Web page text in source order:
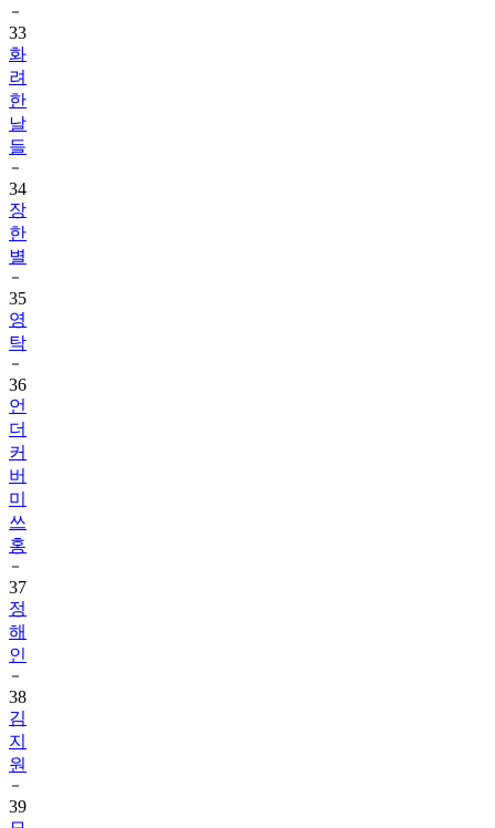
33
화
려
한
날
들
34
장
한
별
35
영
탁
36
언
더
커
버
미
쓰
홍
37
정
해
인
38
김
지
원
39